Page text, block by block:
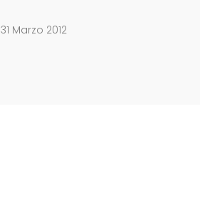
31 Marzo 2012